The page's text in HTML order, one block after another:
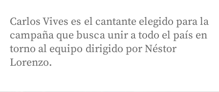
Carlos Vives es el cantante elegido para la
campaña que busca unir a todo el país en
torno al equipo dirigido por Néstor
Lorenzo.